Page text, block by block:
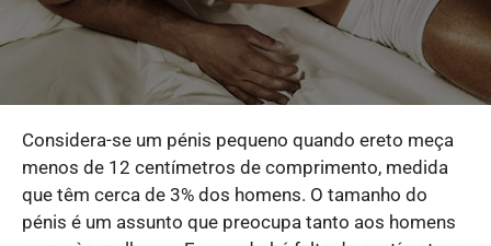
Considera-se um pénis pequeno quando ereto meça
menos de 12 centímetros de comprimento, medida
que têm cerca de 3% dos homens. O tamanho do
pénis é um assunto que preocupa tanto aos homens